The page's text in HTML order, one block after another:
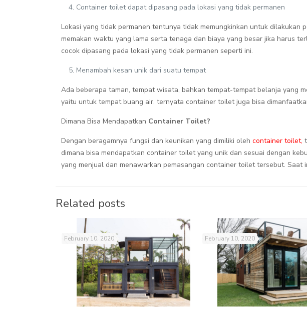
Container toilet dapat dipasang pada lokasi yang tidak permanen
Lokasi yang tidak permanen tentunya tidak memungkinkan untuk
memakan waktu yang lama serta tenaga dan biaya yang besar jika harus
cocok dipasang pada lokasi yang tidak permanen seperti ini.
Menambah kesan unik dari suatu tempat
Ada beberapa taman, tempat wisata, bahkan tempat-tempat belanja yang
yaitu untuk tempat buang air, ternyata container toilet juga bisa
Dimana Bisa Mendapatkan Container Toilet?
Dengan beragamnya fungsi dan keunikan yang dimiliki oleh container toilet,
dimana bisa mendapatkan container toilet yang unik dan sesuai dengan
yang menjual dan menawarkan pemasangan container toilet tersebut.
Related posts
February 10, 2020 February 10, 2020